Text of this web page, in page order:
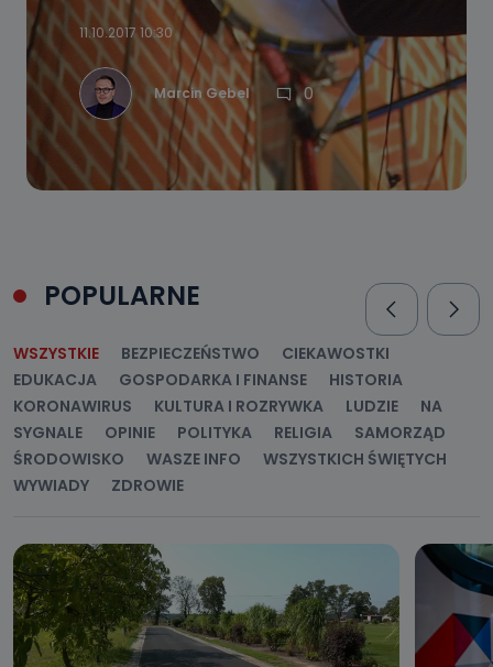
11.10.2017 10:30
Marcin Gebel 0
POPULARNE
WSZYSTKIE BEZPIECZEŃSTWO
CIEKAWOSTKI
EDUKACJA
GOSPODARKA I FINANSE
HISTORIA
KORONAWIRUS
KULTURA I ROZRYWKA LUDZIE
NA
SYGNALE
OPINIE POLITYKA RELIGIA
SAMORZĄD
ŚRODOWISKO
WASZE INFO
WSZYSTKICH ŚWIĘTYCH
WYWIADY
ZDROWIE